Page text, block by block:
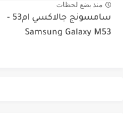
منذ بضع لحظات
سامسونج جالاكسي ام53 -
Samsung Galaxy M53